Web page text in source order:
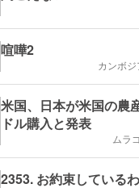
喧嘩2
カンボ
米国、日本が米国の農
ドル購入と発表
ムラ
2353. お約束している